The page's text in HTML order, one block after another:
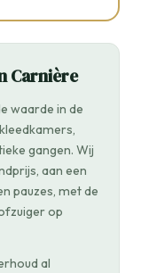
Carnière
waarde in de
gangen. Wij
aan een
pauzes, met de
op
al